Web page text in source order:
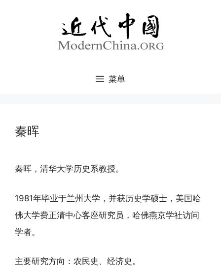
菜单
秦晖
秦晖，清华大学历史系教授。
1981年毕业于兰州大学，并获历史学硕士，美国哈
佛大学费正清中心客座研究员，哈佛燕京学社访问
学者。
主要研究方向：农民史、经济史。